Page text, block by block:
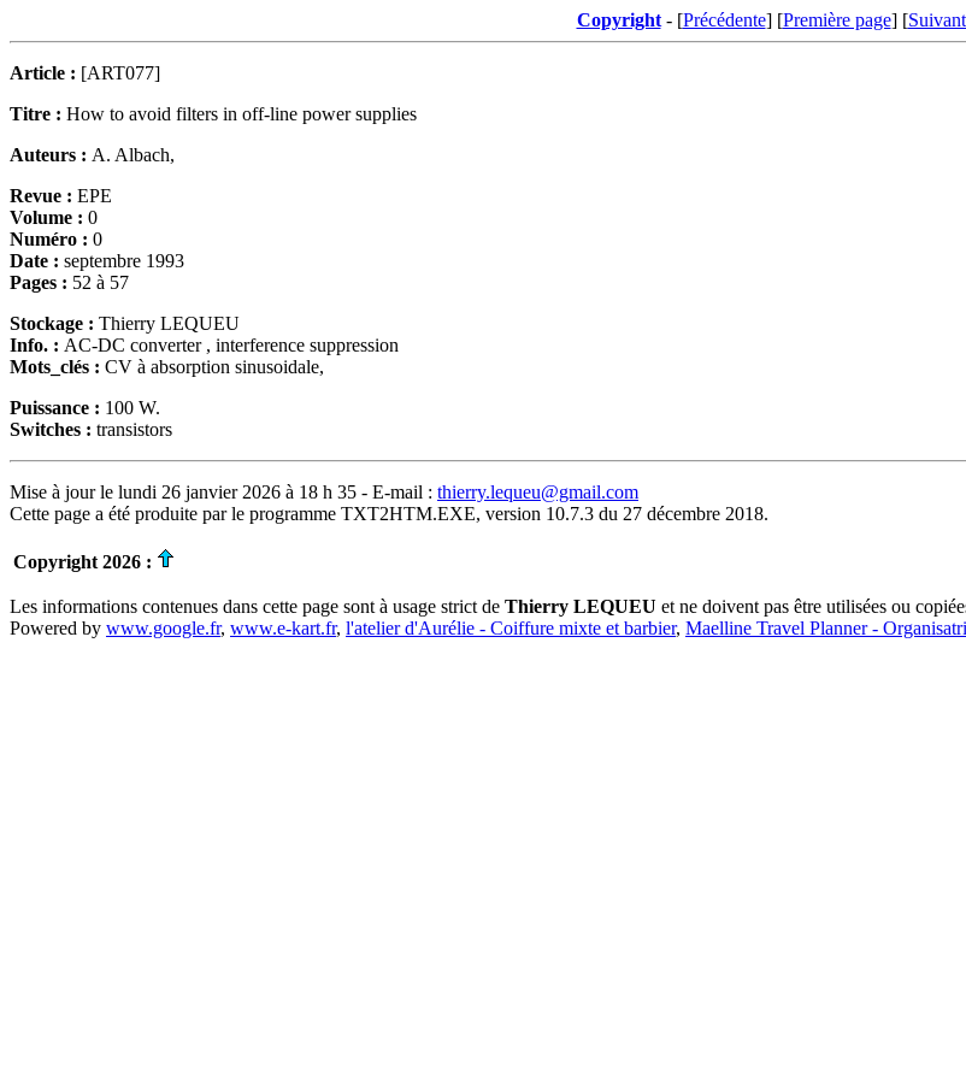
Copyright- [Précédente] [Première page] [
Article : [ART077]
Titre : How to avoid filters in off-line power supplies
Auteurs : A. Albach,
Revue : EPE
Volume : 0
Numéro : 0
Date : septembre 1993
Pages : 52 à 57
Stockage : Thierry LEQUEU
Info. : AC-DC converter , interference suppression
Mots_clés : CV à absorption sinusoidale,
Puissance : 100 W.
Switches : transistors
Mise à jour le lundi 26 janvier 2026 à 18 h 35 - E-mail : thierry.lequeu@gmail.com
Cette page a été produite par le programme TXT2HTM.EXE, version 10.7.3 du 27 décembre 2018.
Copyright 2026 :
Les informations contenues dans cette page sont à usage strict de Thierry LEQUEU et ne doivent pas être utilisées ou
Powered by www.google.fr, www.e-kart.fr, l'atelier d'Aurélie - Coiffure mixte et barbier, Maelline Travel Planner -